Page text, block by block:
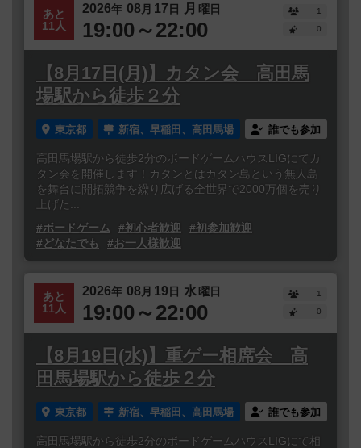
あと
11人
2026年 08 月 17日 月 曜日
19:00～22:00
1
0
【8月17日(月)】カタン会 高田馬
場駅から徒歩２分
東京都 新宿、早稲田、高田馬場 誰でも参加
高田馬場駅から徒歩2分のボードゲームハウスLIGにてカ
タン会を開催します！カタンとはカタン島という無人島
を舞台に開拓競争を繰り広げる全世界で2000万個を売り
上げた...
#ボードゲーム
#初心者歓迎
#初参加歓迎
#どなたでも
#お一人様歓迎
あと
11人
2026年 08 月 19日 水曜日
19:00～22:00
1
0
【8月19日(水)】重ゲー相席会 高
田馬場駅から徒歩２分
東京都 新宿、早稲田、高田馬場 誰でも参加
高田馬場駅から徒歩2分のボードゲームハウスLIGにて相